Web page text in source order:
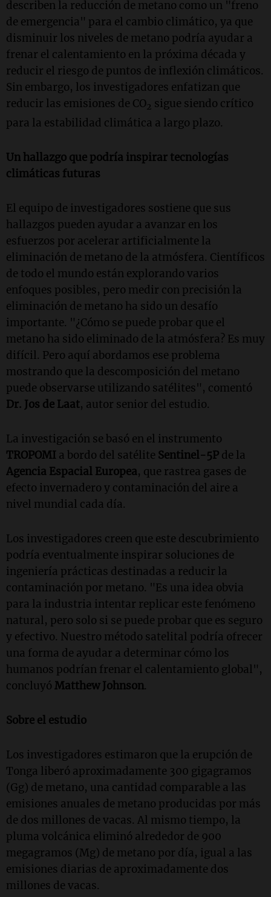
describen la reducción de metano como un "freno
de emergencia" para el cambio climático, ya que
disminuir los niveles de metano podría ayudar a
frenar el calentamiento en la próxima década y
reducir el riesgo de puntos de inflexión climáticos.
Sin embargo, los investigadores enfatizan que
reducir las emisiones de CO2 sigue siendo crítico
para la estabilidad climática a largo plazo.
Un hallazgo que podría inspirar tecnologías
climáticas futuras
El equipo de investigadores sostiene que sus
hallazgos pueden ayudar a avanzar en los
esfuerzos por acelerar artificialmente la
eliminación de metano de la atmósfera. Científicos
de todo el mundo están explorando varios
enfoques posibles, pero medir con precisión la
eliminación de metano ha sido un desafío
importante. "¿Cómo se puede probar que el
metano ha sido eliminado de la atmósfera? Es muy
difícil. Pero aquí abordamos ese problema
mostrando que la descomposición del metano
puede observarse utilizando satélites", comentó
Dr. Jos de Laat, autor senior del estudio.
La investigación se basó en el instrumento
TROPOMI a bordo del satélite Sentinel-5P de la
Agencia Espacial Europea, que rastrea gases de
efecto invernadero y contaminación del aire a
nivel mundial cada día.
Los investigadores creen que este descubrimiento
podría eventualmente inspirar soluciones de
ingeniería prácticas destinadas a reducir la
contaminación por metano. "Es una idea obvia
para la industria intentar replicar este fenómeno
natural, pero solo si se puede probar que es seguro
y efectivo. Nuestro método satelital podría ofrecer
una forma de ayudar a determinar cómo los
humanos podrían frenar el calentamiento global",
concluyó Matthew Johnson.
Sobre el estudio
Los investigadores estimaron que la erupción de
Tonga liberó aproximadamente 300 gigagramos
(Gg) de metano, una cantidad comparable a las
emisiones anuales de metano producidas por más
de dos millones de vacas. Al mismo tiempo, la
pluma volcánica eliminó alrededor de 900
megagramos (Mg) de metano por día, igual a las
emisiones diarias de aproximadamente dos
millones de vacas.